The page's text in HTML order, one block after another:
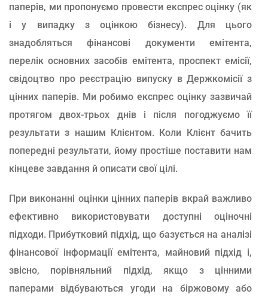
паперів, ми пропонуємо провести експрес оцінку (як
і у випадку з оцінкою бізнесу). Для цього
знадобляться фінансові документи емітента,
перелік основних засобів емітента, проспект емісії,
свідоцтво про реєстрацію випуску в Держкомісії з
цінних паперів. Ми робимо експрес оцінку зазвичай
протягом двох-трьох днів і після погоджуємо її
результати з нашим Клієнтом. Коли Клієнт бачить
попередні результати, йому простіше поставити нам
кінцеве завдання й описати свої цілі.
При виконанні оцінки цінних паперів вкрай важливо
ефективно використовувати доступні оціночні
підходи. Прибутковий підхід, що базується на аналізі
фінансової інформації емітента, майновий підхід і,
звісно, порівняльний підхід, якщо з цінними
паперами відбуваються угоди на біржовому або